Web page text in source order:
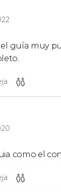
el guía muy
como el